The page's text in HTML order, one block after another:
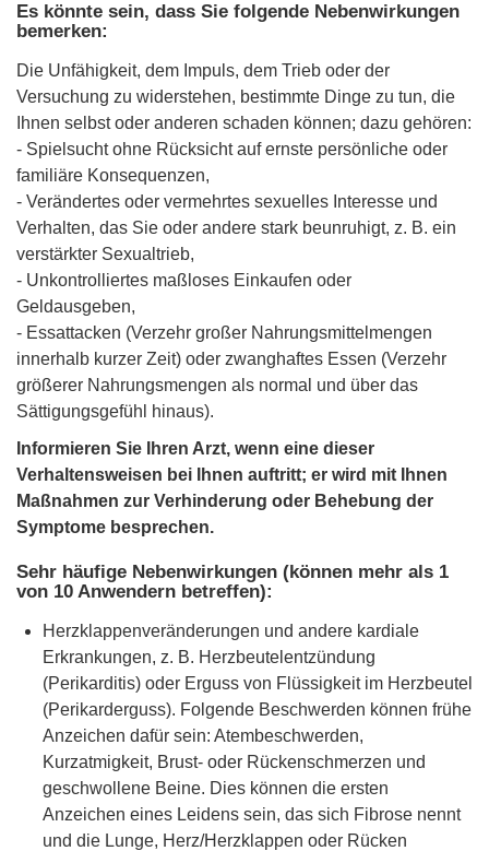
Es könnte sein, dass Sie folgende Nebenwirkungen
bemerken:
Die Unfähigkeit, dem Impuls, dem Trieb oder der
Versuchung zu widerstehen, bestimmte Dinge zu tun, die
Ihnen selbst oder anderen schaden können; dazu gehören:
- Spielsucht ohne Rücksicht auf ernste persönliche oder
familiäre Konsequenzen,
- Verändertes oder vermehrtes sexuelles Interesse und
Verhalten, das Sie oder andere stark beunruhigt, z. B. ein
verstärkter Sexualtrieb,
- Unkontrolliertes maßloses Einkaufen oder
Geldausgeben,
- Essattacken (Verzehr großer Nahrungsmittelmengen
innerhalb kurzer Zeit) oder zwanghaftes Essen (Verzehr
größerer Nahrungsmengen als normal und über das
Sättigungsgefühl hinaus).
Informieren Sie Ihren Arzt, wenn eine dieser
Verhaltensweisen bei Ihnen auftritt; er wird mit Ihnen
Maßnahmen zur Verhinderung oder Behebung der
Symptome besprechen.
Sehr häufige Nebenwirkungen (können mehr als 1
von 10 Anwendern betreffen):
Herzklappenveränderungen und andere kardiale
Erkrankungen, z. B. Herzbeutelentzündung
(Perikarditis) oder Erguss von Flüssigkeit im Herzbeutel
(Perikarderguss). Folgende Beschwerden können frühe
Anzeichen dafür sein: Atembeschwerden,
Kurzatmigkeit, Brust- oder Rückenschmerzen und
geschwollene Beine. Dies können die ersten
Anzeichen eines Leidens sein, das sich Fibrose nennt
und die Lunge, Herz/Herzklappen oder Rücken